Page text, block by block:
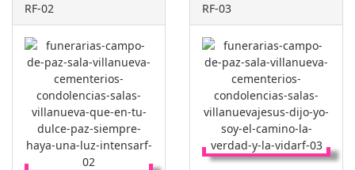
RF-02 RF-03